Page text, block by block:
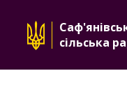
сільська